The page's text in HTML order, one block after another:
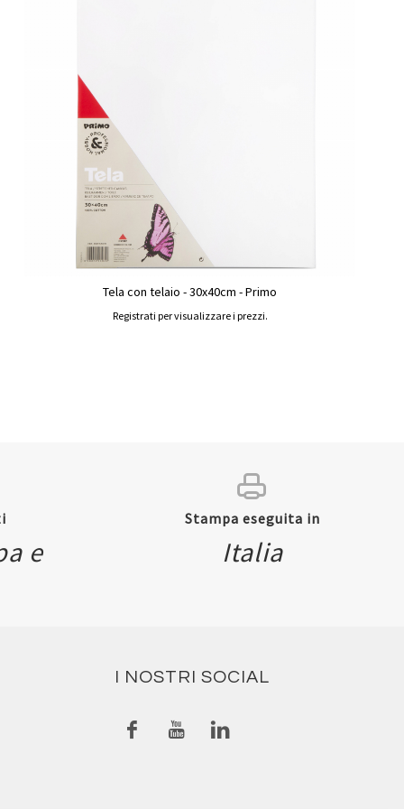
Tela con telaio - 30x40cm - Primo
Registrati per visualizzare i prezzi.
e
Stampa eseguita in
Italia
I NOSTRI SOCIAL